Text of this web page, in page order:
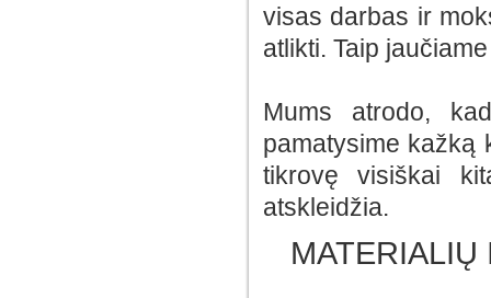
visas darbas ir
atlikti. Taip
Mums atrodo,
pamatysime kažką
tikrovę visiškai
atskleidžia.